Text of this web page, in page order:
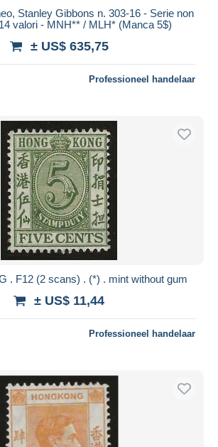
Stanley Gibbons n. 303-16 - Serie non
valori - MNH** / MLH* (Manca 5$)
± US$ 635,75
Professioneel handelaar
. F12 (2 scans) . (*) . mint without gum
± US$ 11,44
Professioneel handelaar